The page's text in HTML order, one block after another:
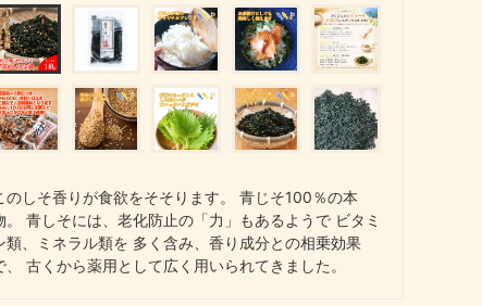
のしそ香りが食欲をそそります。 青じそ100％の本
。 青しそには、老化防止の「力」もあるようで ビタミ
類、ミネラル類を 多く含み、香り成分との相乗効果
、 古くから薬用として広く用いられてきました。